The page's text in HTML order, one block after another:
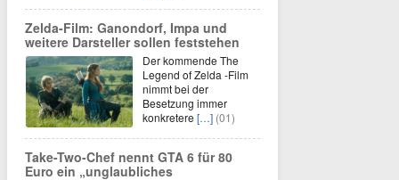
Zelda-Film: Ganondorf, Impa und
weitere Darsteller sollen feststehen
Der kommende The
Legend of Zelda -Film
nimmt bei der
Besetzung immer
konkretere […] (01)
Take-Two-Chef nennt GTA 6 für 80
Euro ein „unglaubliches